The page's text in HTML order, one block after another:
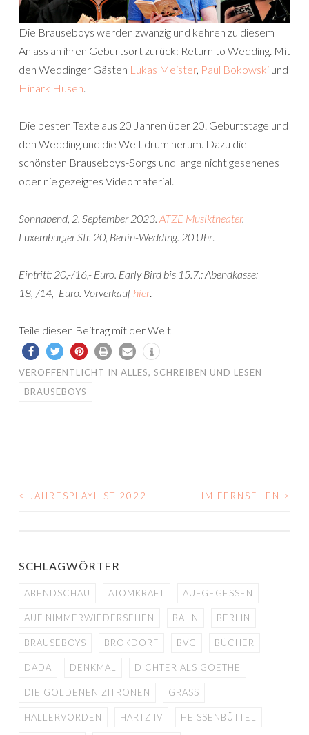
Die Brauseboys werden zwanzig und kehren zu diesem
Anlass an ihren Geburtsort zurück: Return to Wedding. Mit
den Weddinger Gästen Lukas Meister, Paul Bokowski und
Hinark Husen
Die besten Texte aus 20 Jahren über 20. Geburtstage und
den Wedding und die Welt drum herum. Dazu die
schönsten Brauseboys-Songs und lange nicht gesehenes
oder nie gezeigtes Videomaterial.
Sonnabend, 2. September 2023. ATZE Musiktheater.
Luxemburger Str. 20, Berlin-Wedding. 20 Uhr.
Eintritt: 20,-/16,- Euro. Early Bird bis 15.7.: Abendkasse:
18,-/14,- Euro. Vorverkaufhier.
Teile diesen Beitrag mit der Welt
VERÖFFENTLICHT IN ALLES, SCHREIBEN UND LESEN
BRAUSEBOYS
BEITRAGS-
< JAHRESPLAYLIST 2022 IM FERNSEHEN >
SCHLAGWÖRTER
ABENDSCHAU ATOMKRAFT AUFGEGESSEN
AUF NIMMERWIEDERSEHEN BAHN BERLIN
BRAUSEBOYS BROKDORF BVG BÜCHER
DADA DENKMAL DICHTER ALS GOETHE
DIE GOLDENEN ZITRONEN GRASS
HALLERVORDEN HARTZ IV HEISSENBÜTTEL